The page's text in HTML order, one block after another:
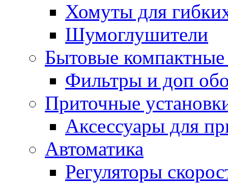
Хомуты для
Шумоглушители
Бытовые
Фильтры и доп
Приточные
Аксессуары для
Автоматика
Регуляторы